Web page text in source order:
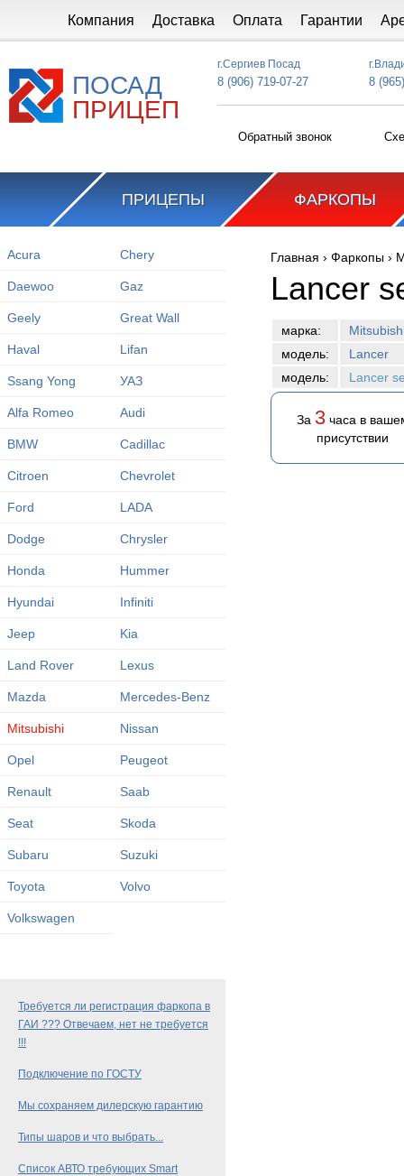
Компания Доставка Оплата Гарантии
ПОСАД
ПРИЦЕП
г.Сергиев Посад
8 (906) 719-07-27 8
Обратный звонок
ПРИЦЕПЫ ФАРКОПЫ
Acura Chery
Daewoo Gaz
Geely Great Wall
Haval Lifan
Ssang Yong УАЗ
Alfa Romeo Audi
BMW Cadillac
Citroen Chevrolet
Ford LADA
Dodge Chrysler
Honda Hummer
Hyundai Infiniti
Jeep Kia
Land Rover Lexus
Mazda Mercedes-Benz
Mitsubishi Nissan
Opel Peugeot
Renault Saab
Seat Skoda
Subaru Suzuki
Toyota Volvo
Volkswagen
Требуется ли регистрация фаркопа в
ГАИ ??? Отвечаем, нет не требуется
!!!
Подключение по ГОСТУ
Мы сохраняем дилерскую гарантию
Типы шаров и что выбрать...
Список АВТО требующих Smart
Вы здесь
Главная › Фаркопы ›
Lancer
марка:
модель:
Lancer
модель:
Lancer
За 3часа в
присутствии